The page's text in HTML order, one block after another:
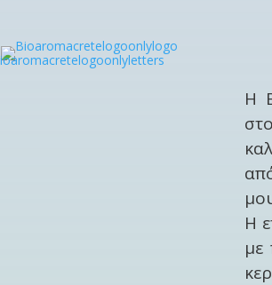
Η
Η
με